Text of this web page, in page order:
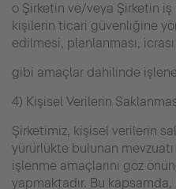
o Şirketin ve/veya Şirketin
kişilerin ticari güvenliğine
edilmesi, planlanması,
gibi amaçlar dahilinde
4) Kişisel Verilerin
Şirketimiz, kişisel verilerin
yürürlükte bulunan
işlenme amaçlarını göz
yapmaktadır. Bu